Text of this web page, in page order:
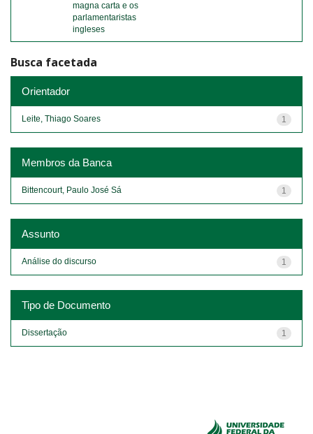
magna carta e os
parlamentaristas
ingleses
Busca facetada
Orientador
1
Leite, Thiago Soares
Membros da Banca
1
Bittencourt, Paulo José Sá
Assunto
1
Análise do discurso
Tipo de Documento
1
Dissertação